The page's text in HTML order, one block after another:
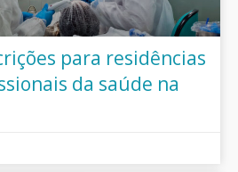
para residências
da saúde na